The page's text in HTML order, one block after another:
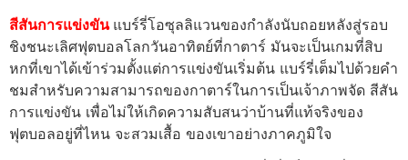
สีสันการแข่งขัน แบร์รี่โอซุลลิแวนของกําลังนับถอยหลังสู่รอบ
ชิงชนะเลิศฟุตบอลโลกวันอาทิตย์ที่กาตาร์ มันจะเป็นเกมที่สิบ
หกที่เขาได้เข้าร่วมตั้งแต่การแข่งขันเริ่มต้น แบร์รี่เต็มไปด้วยคํา
ชมสําหรับความสามารถของกาตาร์ในการเป็นเจ้าภาพจัด สีสัน
การแข่งขัน เพื่อไม่ให้เกิดความสับสนว่าบ้านที่แท้จริงของ
ฟุตบอลอยู่ที่ไหน จะสวมเสื้อ ของเขาอย่างภาคภูมิใจ